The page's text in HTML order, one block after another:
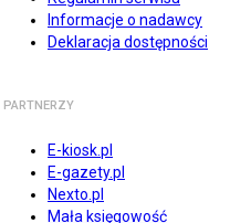
Informacje o nadawcy
Deklaracja dostępności
PARTNERZY
E-kiosk.pl
E-gazety.pl
Nexto.pl
Mała księgowość